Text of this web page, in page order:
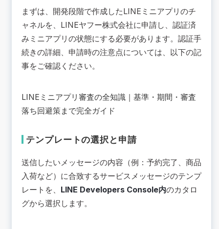
まずは、開発段階で作成したLINEミニアプリのチ
ャネルを、LINEヤフー株式会社に申請し、認証済
みミニアプリの状態にする必要があります。認証手
続きの詳細、申請時の注意点については、以下の記
事をご確認ください。
LINEミニアプリ審査の全知識｜基準・期間・審査
落ち回避策まで完全ガイド
テンプレートの選択と申請
送信したいメッセージの内容（例：予約完了、商品
入荷など）に合致するサービスメッセージのテンプ
レートを、 LINE Developers Console内のカタロ
グから選択します。